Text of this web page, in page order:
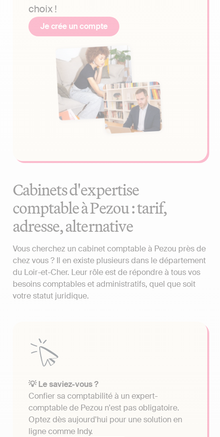
choix !
Je crée un compte
Cabinets d'expertise
comptable à Pezou : tarif,
adresse, alternative
Vous cherchez un cabinet comptable à Pezou près de
chez vous ? Il en existe plusieurs dans le département
du Loir-et-Cher. Leur rôle est de répondre à tous vos
besoins comptables et administratifs, quel que soit
votre statut juridique.
💡 Le saviez-vous ?
Confier sa comptabilité à un expert-
comptable de Pezou n'est pas obligatoire.
Optez dès aujourd'hui pour une solution en
ligne comme Indy.